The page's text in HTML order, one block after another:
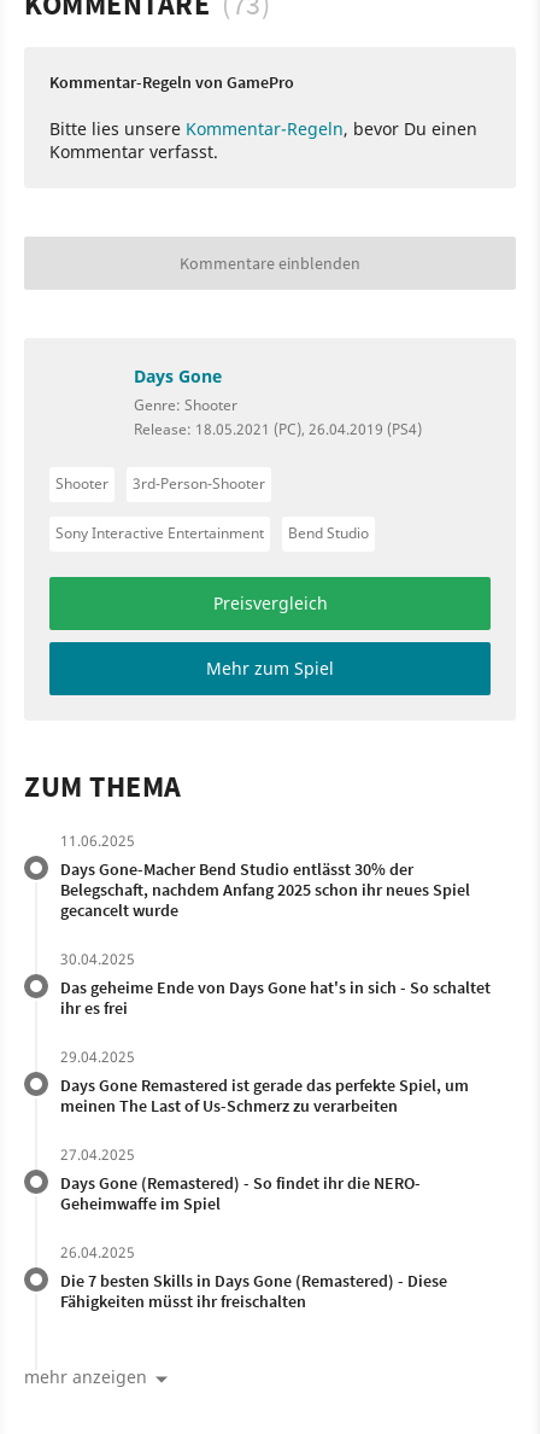
Kommentar-Regeln von GamePro
Bitte lies unsere Kommentar-Regeln, bevor Du einen
Kommentar verfasst.
Kommentare einblenden
Days Gone
Genre: Shooter
Release: 18.05.2021 (PC), 26.04.2019 (PS4)
Shooter 3rd-Person-Shooter
Sony Interactive Entertainment Bend Studio
Preisvergleich
Mehr zum Spiel
ZUM THEMA
11.06.2025
Days Gone-Macher Bend Studio entlässt 30% der
Belegschaft, nachdem Anfang 2025 schon ihr neues Spiel
gecancelt wurde
30.04.2025
Das geheime Ende von Days Gone hat's in sich - So schaltet
ihr es frei
29.04.2025
Days Gone Remastered ist gerade das perfekte Spiel, um
meinen The Last of Us-Schmerz zu verarbeiten
27.04.2025
Days Gone (Remastered) - So findet ihr die NERO-
Geheimwaffe im Spiel
26.04.2025
Die 7 besten Skills in Days Gone (Remastered) - Diese
Fähigkeiten müsst ihr freischalten
mehr anzeigen